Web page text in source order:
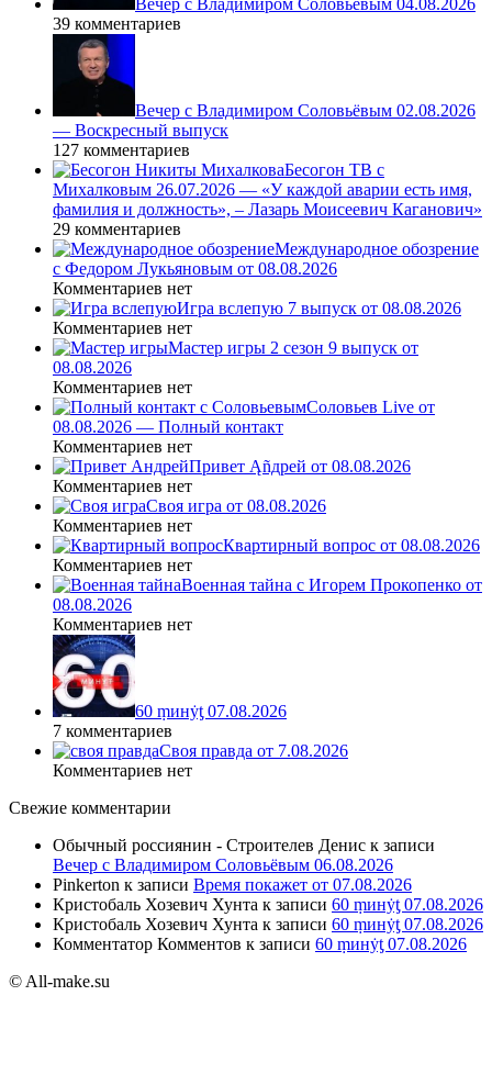
39 комментариев
Вечер с Владимиром Соловьёвым 02.08.2026
— Воскресный выпуск
127 комментариев
Бесогон ТВ с
Михалковым 26.07.2026 — «У каждой аварии есть имя,
фамилия и должность», – Лазарь Моисеевич Каганович»
29 комментариев
Международное обозрение
с Федором Лукьяновым от 08.08.2026
Комментариев нет
Игра вслепую 7 выпуск от 08.08.2026
Комментариев нет
Мастер игры 2 сезон 9 выпуск от
08.08.2026
Комментариев нет
Соловьев Live от
08.08.2026 — Полный контакт
Комментариев нет
Привет Ąñдpей от 08.08.2026
Комментариев нет
Своя игра от 08.08.2026
Комментариев нет
Квартирный вопрос от 08.08.2026
Комментариев нет
Военная тайна с Игорем Прокопенко от
08.08.2026
Комментариев нет
60 ṃинẏƫ 07.08.2026
7 комментариев
Своя правда от 7.08.2026
Комментариев нет
Свежие комментарии
Обычный россиянин - Строителев Денис к записи
Вечер с Владимиром Соловьёвым 06.08.2026
Pinkerton к записи Время покажет от 07.08.2026
Кристобаль Хозевич Хунта к записи 60 ṃинẏƫ 07.08.2026
Кристобаль Хозевич Хунта к записи 60 ṃинẏƫ 07.08.2026
Комментатор Комментов к записи 60 ṃинẏƫ 07.08.2026
© All-make.su